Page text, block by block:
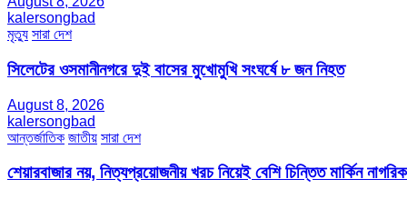
kalersongbad
মৃত্যু সারা দেশ
সিলেটের ওসমানীনগরে দুই বাসের মুখোমুখি সংঘর্ষে ৮ জন নিহত
August 8, 2026
kalersongbad
আন্তর্জাতিক জাতীয় সারা দেশ
শেয়ারবাজার নয়, নিত্যপ্রয়োজনীয় খরচ নিয়েই বেশি চিন্তিত মার্কিন